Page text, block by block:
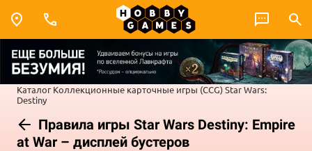
Каталог Коллекционные карточные игры (CCG)Star Wars:
Destiny
Правила игры Star Wars Destiny: Empire
at War – дисплей бустеров